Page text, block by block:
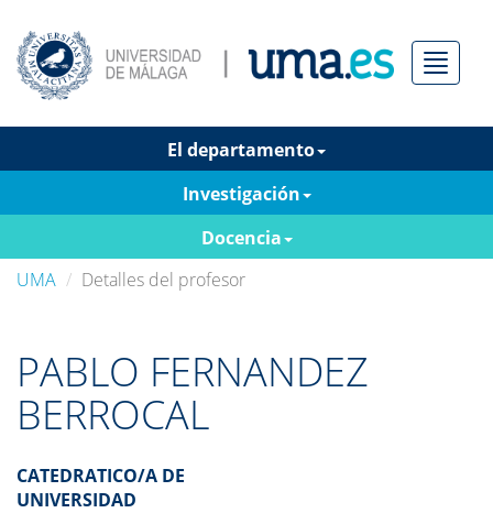
Menú
El departamento
Investigación
Docencia
UMA
Detalles del profesor
PABLO FERNANDEZ
BERROCAL
CATEDRATICO/A DE
UNIVERSIDAD